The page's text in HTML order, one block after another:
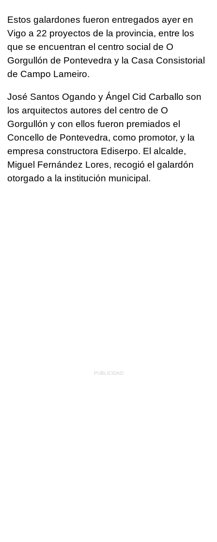
Estos galardones fueron entregados ayer en
Vigo a 22 proyectos de la provincia, entre los
que se encuentran el centro social de O
Gorgullón de Pontevedra y la Casa Consistorial
de Campo Lameiro.
José Santos Ogando y Ángel Cid Carballo son
los arquitectos autores del centro de O
Gorgullón y con ellos fueron premiados el
Concello de Pontevedra, como promotor, y la
empresa constructora Ediserpo. El alcalde,
Miguel Fernández Lores, recogió el galardón
otorgado a la institución municipal.